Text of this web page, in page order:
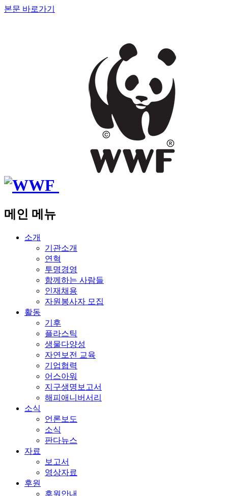
본문 바로가기
메인 메뉴
소개
기관소개
연혁
투명경영
함께하는 사람들
인재채용
자원봉사자 모집
활동
기후
플라스틱
생물다양성
자연보전 교육
기업협력
어스아워
지구생명보고서
해피애니버서리
소식
언론보도
소식
판다뉴스
자료
보고서
영상자료
후원
후원안내